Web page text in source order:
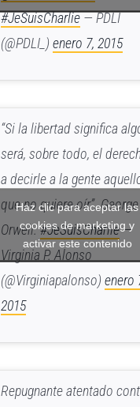
#JeSuisCharlie— PDLI
(@PDLI_)enero 7, 2015
“Si la libertad significa
será, sobre todo, el
a decirle a la gente
que no quiere oír”. George
Orwell.#JeSuisCharlie—
Virginia P. Alonso
(@Virginiapalonso)enero
2015
Haz clic para aceptar las
cookies de marketing y
activar este contenido
Repugnante atentado